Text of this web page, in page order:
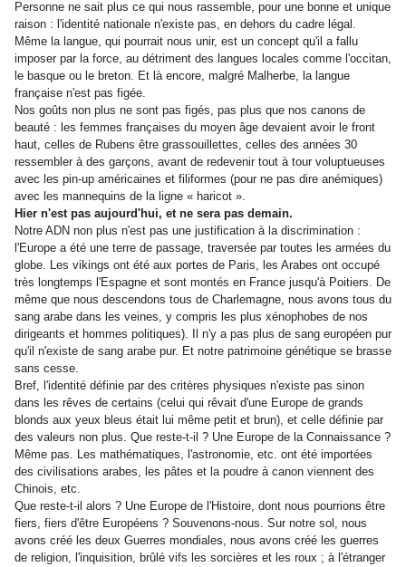
Personne ne sait plus ce qui nous rassemble, pour une bonne et unique
raison : l'identité nationale n'existe pas, en dehors du cadre légal.
Même la langue, qui pourrait nous unir, est un concept qu'il a fallu
imposer par la force, au détriment des langues locales comme l'occitan,
le basque ou le breton. Et là encore, malgré Malherbe, la langue
française n'est pas figée.
Nos goûts non plus ne sont pas figés, pas plus que nos canons de
beauté : les femmes françaises du moyen âge devaient avoir le front
haut, celles de Rubens être grassouillettes, celles des années 30
ressembler à des garçons, avant de redevenir tout à tour voluptueuses
avec les pin-up américaines et filiformes (pour ne pas dire anémiques)
avec les mannequins de la ligne « haricot ».
Hier n'est pas aujourd'hui, et ne sera pas demain.
Notre ADN non plus n'est pas une justification à la discrimination :
l'Europe a été une terre de passage, traversée par toutes les armées du
globe. Les vikings ont été aux portes de Paris, les Arabes ont occupé
très longtemps l'Espagne et sont montés en France jusqu'à Poitiers. De
même que nous descendons tous de Charlemagne, nous avons tous du
sang arabe dans les veines, y compris les plus xénophobes de nos
dirigeants et hommes politiques). Il n'y a pas plus de sang européen pur
qu'il n'existe de sang arabe pur. Et notre patrimoine génétique se brasse
sans cesse.
Bref, l'identité définie par des critères physiques n'existe pas sinon
dans les rêves de certains (celui qui rêvait d'une Europe de grands
blonds aux yeux bleus était lui même petit et brun), et celle définie par
des valeurs non plus. Que reste-t-il ? Une Europe de la Connaissance ?
Même pas. Les mathématiques, l'astronomie, etc. ont été importées
des civilisations arabes, les pâtes et la poudre à canon viennent des
Chinois, etc.
Que reste-t-il alors ? Une Europe de l'Histoire, dont nous pourrions être
fiers, fiers d'être Européens ? Souvenons-nous. Sur notre sol, nous
avons créé les deux Guerres mondiales, nous avons créé les guerres
de religion, l'inquisition, brûlé vifs les sorcières et les roux ; à l'étranger